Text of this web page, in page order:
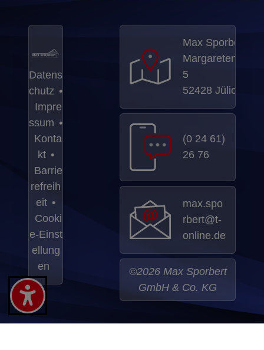
eit •
Cooki
e‑Einst
ellung
en
max.spo
rbert@t-
online.de
©2026 Max Sporbert
GmbH & Co. KG
Um diesen Bereich einsehen zu können, stimmen
Sie bitte mit der Schaltfläche"Google Maps Karte
anzeigen"dem Laden dieses externen Inhalts zu.
Weitere Informationen finden Sie in der
Datenschutzerklärung
Google Maps Karte anzeigen